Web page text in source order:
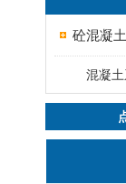
砼混凝
混凝土